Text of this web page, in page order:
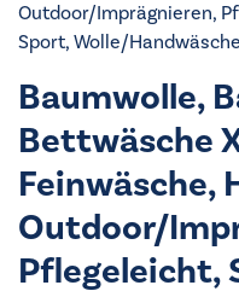
Outdoor/​Imprägnieren,
Sport, Wolle/​Handwäsche
Baumwolle,
Bettwäsche
Feinwäsche,
Outdoor/​
Pflegeleicht,